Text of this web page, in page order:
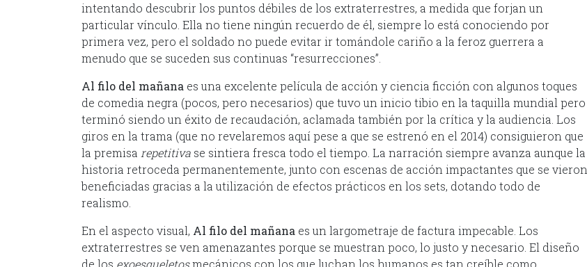
intentando descubrir los puntos débiles de los extraterrestres, a medida que forjan un
particular vínculo. Ella no tiene ningún recuerdo de él, siempre lo está conociendo por
primera vez, pero el soldado no puede evitar ir tomándole cariño a la feroz guerrera a
menudo que se suceden sus continuas “resurrecciones”.
Al filo del mañana es una excelente película de acción y ciencia ficción con algunos toques
de comedia negra (pocos, pero necesarios) que tuvo un inicio tibio en la taquilla mundial pero
terminó siendo un éxito de recaudación, aclamada también por la crítica y la audiencia. Los
giros en la trama (que no revelaremos aquí pese a que se estrenó en el 2014) consiguieron que
la premisa repetitiva se sintiera fresca todo el tiempo. La narración siempre avanza aunque la
historia retroceda permanentemente, junto con escenas de acción impactantes que se vieron
beneficiadas gracias a la utilización de efectos prácticos en los sets, dotando todo de
realismo.
En el aspecto visual, Al filo del mañana es un largometraje de factura impecable. Los
extraterrestres se ven amenazantes porque se muestran poco, lo justo y necesario. El diseño
de los exoesqueletosmecánicos con los que luchan los humanos es tan creíble como